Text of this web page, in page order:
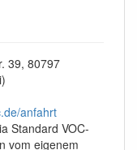
39, 80797
anfahrt
Standard VOC-
vom eigenem